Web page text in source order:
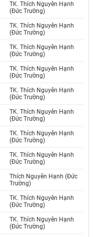
TK. Thích Nguyên Hạnh
(Đức Trường)
TK. Thích Nguyên Hạnh
(Đức Trường)
TK. Thích Nguyên Hạnh
(Đức Trường)
TK. Thích Nguyên Hạnh
(Đức Trường)
TK. Thích Nguyên Hạnh
(Đức Trường)
TK. Thích Nguyên Hạnh
(Đức Trường)
TK. Thích Nguyên Hạnh
(Đức Trường)
TK. Thích Nguyên Hạnh
(Đức Trường)
Thích Nguyên Hạnh (Đức
Trường)
TK. Thích Nguyên Hạnh
(Đức Trường)
TK. Thích Nguyên Hạnh
(Đức Trường)